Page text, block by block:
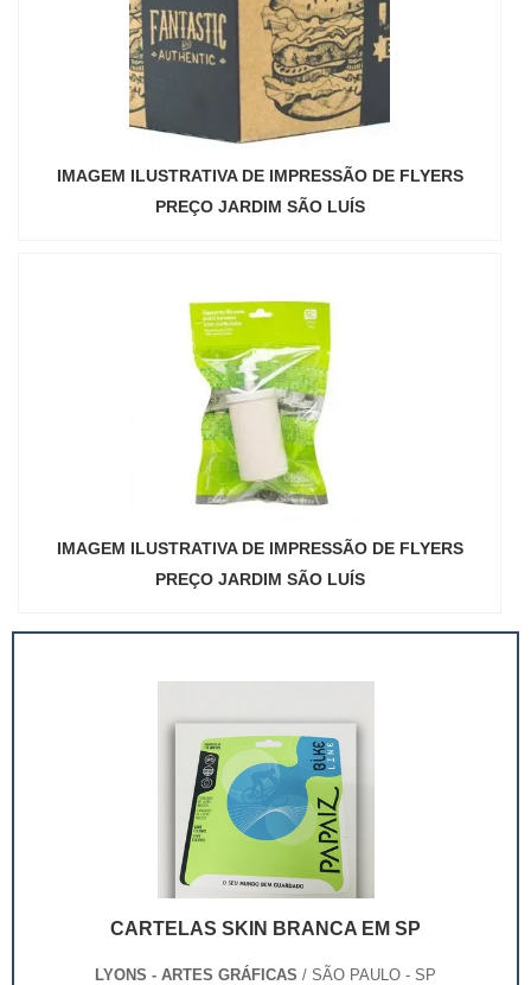
IMAGEM ILUSTRATIVA DE IMPRESSÃO DE FLYERS
PREÇO JARDIM SÃO LUÍS
IMAGEM ILUSTRATIVA DE IMPRESSÃO DE FLYERS
PREÇO JARDIM SÃO LUÍS
CARTELAS SKIN BRANCA EM SP
LYONS - ARTES GRÁFICAS / SÃO PAULO - SP